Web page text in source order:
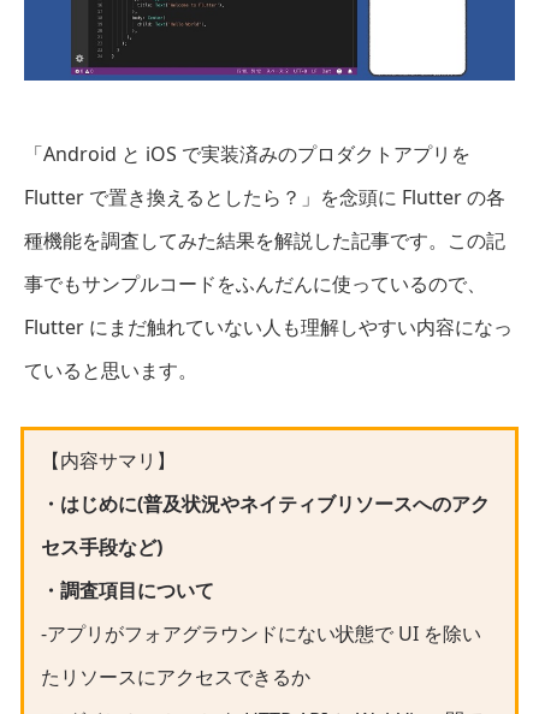
「Android と iOS で実装済みのプロダクトアプリを
Flutter で置き換えるとしたら？」を念頭に Flutter の各
種機能を調査してみた結果を解説した記事です。この記
事でもサンプルコードをふんだんに使っているので、
Flutter にまだ触れていない人も理解しやすい内容になっ
ていると思います。
【内容サマリ】
・はじめに(普及状況やネイティブリソースへのアク
セス手段など)
・調査項目について
-アプリがフォアグラウンドにない状態で UI を除い
たリソースにアクセスできるか